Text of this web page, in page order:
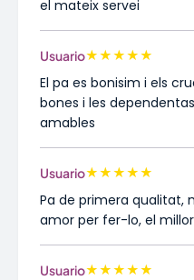
el mateix servei
Usuario★★★★★
El pa es bonisim i els
bones i les
amables
Usuario★★★★★
Pa de primera qualitat,
amor per fer-lo, el
Usuario★★★★★